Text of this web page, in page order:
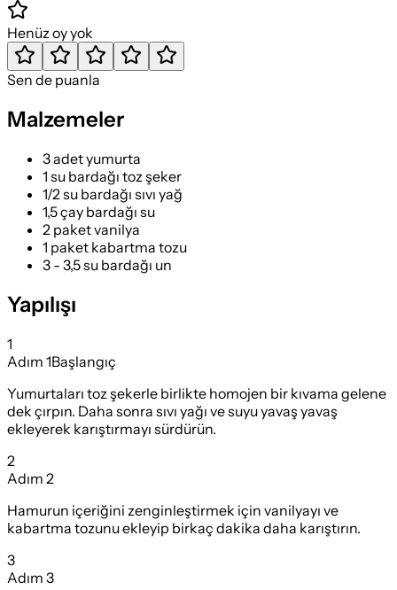
Henüz oy yok
Sen de puanla
Malzemeler
3 adet yumurta
1 su bardağı toz şeker
1/2 su bardağı sıvı yağ
1,5 çay bardağı su
2 paket vanilya
1 paket kabartma tozu
3 - 3,5 su bardağı un
Yapılışı
1
Adım 1Başlangıç
Yumurtaları toz şekerle birlikte homojen bir kıvama gelene
dek çırpın. Daha sonra sıvı yağı ve suyu yavaş yavaş
ekleyerek karıştırmayı sürdürün.
2
Adım 2
Hamurun içeriğini zenginleştirmek için vanilyayı ve
kabartma tozunu ekleyip birkaç dakika daha karıştırın.
3
Adım 3